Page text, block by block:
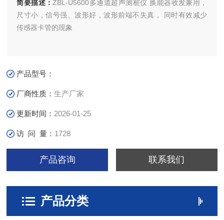
简要描述： ZBL-U5600多通道超声测桩仪 换能器收发兼用，
尺寸小，信号强、波形好，波形前端不失真， 同时有效减少
传感器卡管的现象
产品型号：
厂商性质：生产厂家
更新时间： 2026-01-25
访 问 量： 1728
产品咨询 联系我们
产品分类